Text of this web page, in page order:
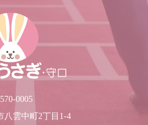
0005
八雲中町2丁目1-4